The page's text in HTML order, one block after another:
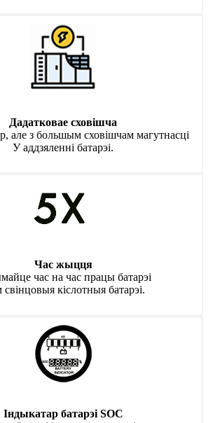
Дадатковае сховішча
але з большым сховішчам магутнасці
У аддзяленні батарэі.
Час жыцця
час на час працы батарэі
кіслотныя батарэі.
Індыкатар батарэі SOC